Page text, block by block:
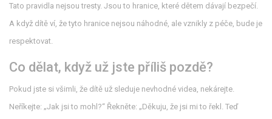
Tato pravidla nejsou tresty. Jsou to hranice, které dětem dávají bezpečí.
A když dítě ví, že tyto hranice nejsou náhodné, ale vznikly z péče, bude je
respektovat.
Co dělat, když už jste příliš pozdě?
Pokud jste si všimli, že dítě už sleduje nevhodné videa, nekárejte.
Neříkejte: „Jak jsi to mohl?“ Řekněte: „Děkuju, že jsi mi to řekl. Teď